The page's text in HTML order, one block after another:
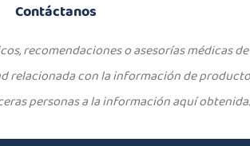
Contáctanos
recomendaciones o asesorías médicas
relacionada con la información de
personas a la información aquí